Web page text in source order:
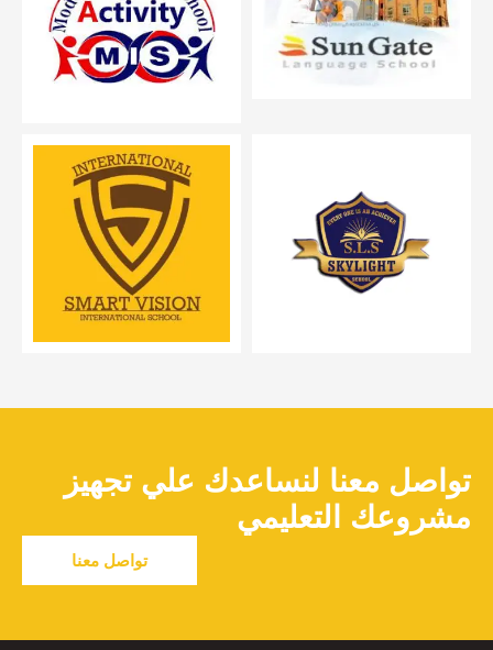
تواصل معنا لنساعدك علي تجهيز
مشروعك التعليمي
تواصل معنا